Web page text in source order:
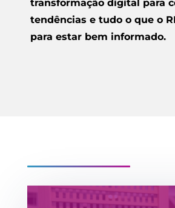
transformação digital para
tendências e tudo o que o
para estar bem informado.